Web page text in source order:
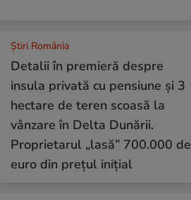
Știri România
Detalii în premieră despre
insula privată cu pensiune și 3
hectare de teren scoasă la
vânzare în Delta Dunării.
Proprietarul „lasă” 700.000 de
euro din prețul inițial